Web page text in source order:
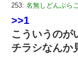
253: 名無しどんぶらこ
>>1
こういうのが
チラシなんか